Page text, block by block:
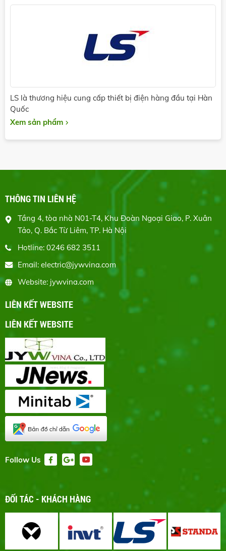
LS là thương hiệu cung cấp thiết bị điện hàng đầu tại Hàn
Quốc
Xem sản phẩm
THÔNG TIN LIÊN HỆ
Tầng 4, tòa nhà N01-T4, Khu Đoàn Ngoại Giao, P. Xuân
Tảo, Q. Bắc Từ Liêm, TP. Hà Nội
Hotline: 0246 682 3511
Email: electric@jywvina.com
Website: jywvina.com
LIÊN KẾT WEBSITE
LIÊN KẾT WEBSITE
Follow Us
ĐỐI TÁC - KHÁCH HÀNG